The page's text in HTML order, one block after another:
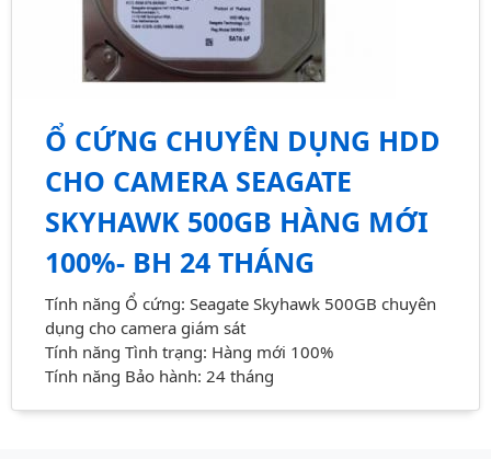
Ổ CỨNG CHUYÊN DỤNG HDD
CHO CAMERA SEAGATE
SKYHAWK 500GB HÀNG MỚI
100%- BH 24 THÁNG
Tính năng Ổ cứng: Seagate Skyhawk 500GB chuyên
dụng cho camera giám sát
Tính năng Tình trạng: Hàng mới 100%
Tính năng Bảo hành: 24 tháng